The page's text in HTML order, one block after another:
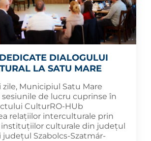
DIALOGULUI
LA SATU MARE
Municipiul Satu Mare
sesiunile de lucru cuprinse în
CulturRO-HUb
relațiilor interculturale prin
instituțiilor culturale din județul
județul Szabolcs-Szatmár-